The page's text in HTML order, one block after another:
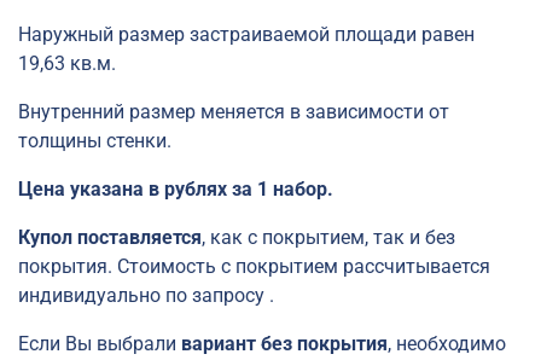
Наружный размер застраиваемой площади равен
19,63 кв.м.
Внутренний размер меняется в зависимости от
толщины стенки.
Цена указана в рублях за 1 набор.
Купол поставляется, как с покрытием, так и без
покрытия. Стоимость с покрытием расcчитывается
индивидуально по запросу .
Если Вы выбрали вариант без покрытия, необходимо